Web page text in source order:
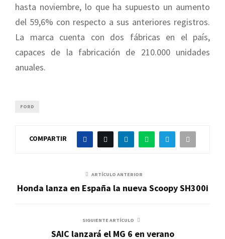
hasta noviembre, lo que ha supuesto un aumento
del 59,6% con respecto a sus anteriores registros.
La marca cuenta con dos fábricas en el país,
capaces de la fabricación de 210.000 unidades
anuales.
FORD
COMPARTIR
ARTÍCULO ANTERIOR
Honda lanza en España la nueva Scoopy SH300i
SIGUIENTE ARTÍCULO
SAIC lanzará el MG 6 en verano